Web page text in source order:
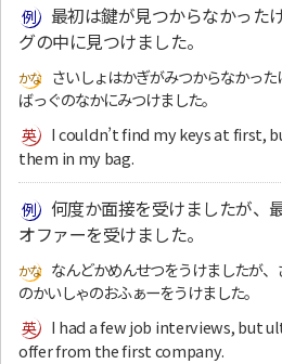
最初は鍵が見つからなかった
グの中に見つけました。
さいしょはかぎがみつからなかっ
ばっぐのなかにみつけました。
I couldn’t find my keys at first,
them in my bag.
何度か面接を受けましたが、
オファーを受けました。
なんどかめんせつをうけましたが
のかいしゃのおふぁーをうけました。
I had a few job interviews, but
offer from the first company.